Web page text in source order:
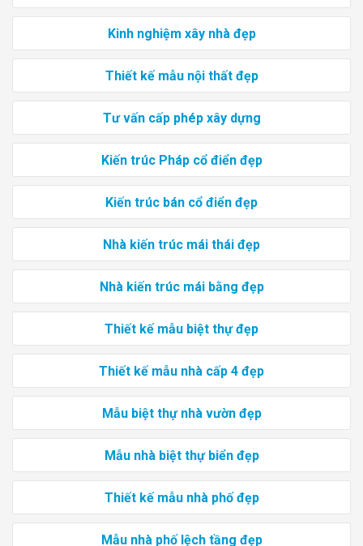
Kinh nghiệm xây nhà đẹp
Thiết kế mẫu nội thất đẹp
Tư vấn cấp phép xây dựng
Kiến trúc Pháp cổ điển đẹp
Kiến trúc bán cổ điển đẹp
Nhà kiến trúc mái thái đẹp
Nhà kiến trúc mái bằng đẹp
Thiết kế mẫu biệt thự đẹp
Thiết kế mẫu nhà cấp 4 đẹp
Mẫu biệt thự nhà vườn đẹp
Mẫu nhà biệt thự biển đẹp
Thiết kế mẫu nhà phố đẹp
Mẫu nhà phố lệch tầng đẹp